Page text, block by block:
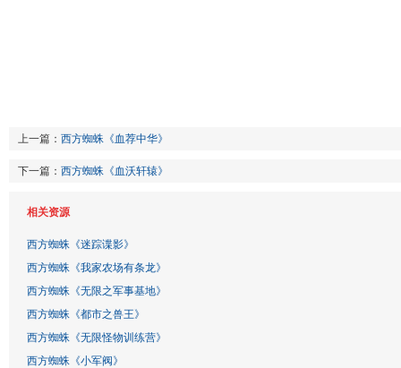
上一篇： 西方蜘蛛《血荐中华》
下一篇： 西方蜘蛛《血沃轩辕》
相关资源
西方蜘蛛《迷踪谍影》
西方蜘蛛《我家农场有条龙》
西方蜘蛛《无限之军事基地》
西方蜘蛛《都市之兽王》
西方蜘蛛《无限怪物训练营》
西方蜘蛛《小军阀》